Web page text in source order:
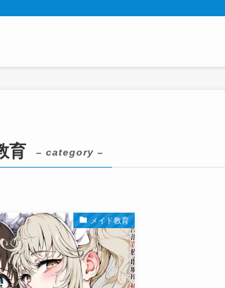
育 – category –
メイド教育